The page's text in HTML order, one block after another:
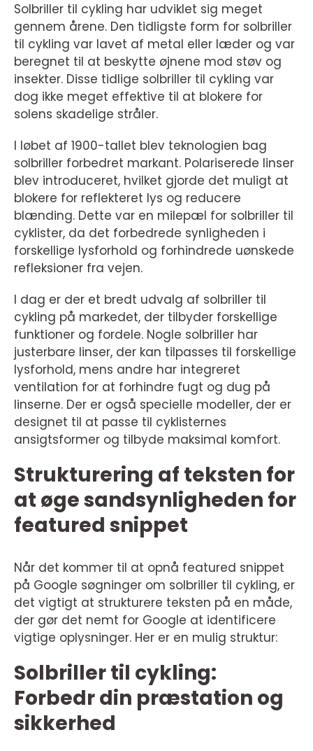
Solbriller til cykling har udviklet sig meget
gennem årene. Den tidligste form for solbriller
til cykling var lavet af metal eller læder og var
beregnet til at beskytte øjnene mod støv og
insekter. Disse tidlige solbriller til cykling var
dog ikke meget effektive til at blokere for
solens skadelige stråler.
I løbet af 1900-tallet blev teknologien bag
solbriller forbedret markant. Polariserede linser
blev introduceret, hvilket gjorde det muligt at
blokere for reflekteret lys og reducere
blænding. Dette var en milepæl for solbriller til
cyklister, da det forbedrede synligheden i
forskellige lysforhold og forhindrede uønskede
refleksioner fra vejen.
I dag er der et bredt udvalg af solbriller til
cykling på markedet, der tilbyder forskellige
funktioner og fordele. Nogle solbriller har
justerbare linser, der kan tilpasses til forskellige
lysforhold, mens andre har integreret
ventilation for at forhindre fugt og dug på
linserne. Der er også specielle modeller, der er
designet til at passe til cyklisternes
ansigtsformer og tilbyde maksimal komfort.
Strukturering af teksten for
at øge sandsynligheden for
featured snippet
Når det kommer til at opnå featured snippet
på Google søgninger om solbriller til cykling, er
det vigtigt at strukturere teksten på en måde,
der gør det nemt for Google at identificere
vigtige oplysninger. Her er en mulig struktur:
Solbriller til cykling:
Forbedr din præstation og
sikkerhed